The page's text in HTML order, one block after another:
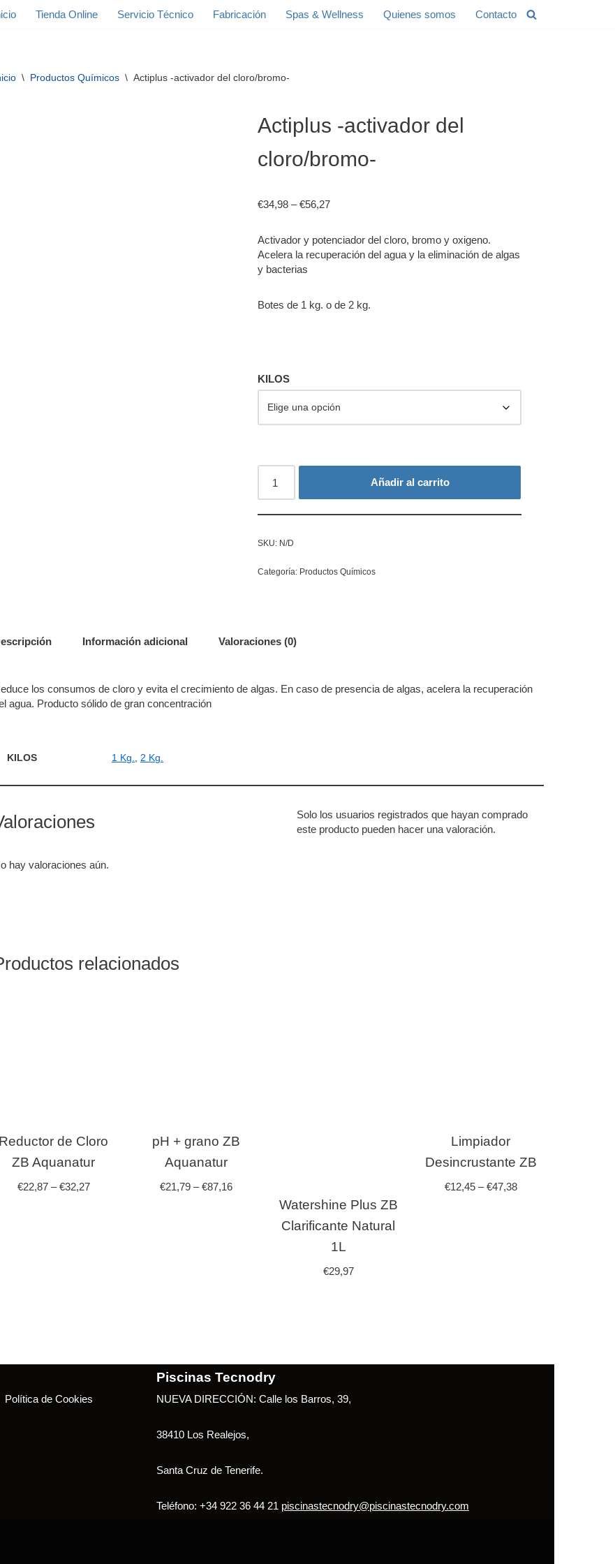
Tienda Online Servicio Técnico Fabricación Spas & Wellness Quienes somos Contacto
\ Productos Químicos \ Actiplus -activador del cloro/bromo-
Actiplus -activador del
cloro/bromo-
€34,98–€56,27
Activador y potenciador del cloro, bromo y oxigeno.
Acelera la recuperación del agua y la eliminación de algas
y bacterias
Botes de 1 kg. o de 2 kg.
KILOS
Añadir al carrito
SKU: N/D
Categoría: Productos Químicos
Información adicional Valoraciones (0)
los consumos de cloro y evita el crecimiento de algas. En caso de presencia de algas, acelera la recuperación
agua. Producto sólido de gran concentración
KILOS 1 Kg., 2 Kg.
hay valoraciones aún.
Solo los usuarios registrados que hayan comprado
este producto pueden hacer una valoración.
relacionados
Reductor de Cloro
ZB Aquanatur
€22,87–€32,27
pH + grano ZB
Aquanatur
€21,79–€87,16
Watershine Plus ZB
Clarificante Natural
1L
€29,97
Limpiador
Desincrustante ZB
€12,45–€47,38
Política de Cookies
Piscinas Tecnodry
NUEVA DIRECCIÓN: Calle los Barros, 39,
38410 Los Realejos,
Santa Cruz de Tenerife.
Teléfono: +34 922 36 44 21 piscinastecnodry@piscinastecnodry.com